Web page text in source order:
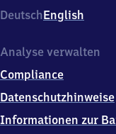
Walo-
Str.
6
7
0
Perl-
DeutschEnglish
Analyse verwalten
Compliance
Datenschutzhinweise
Informationen zur